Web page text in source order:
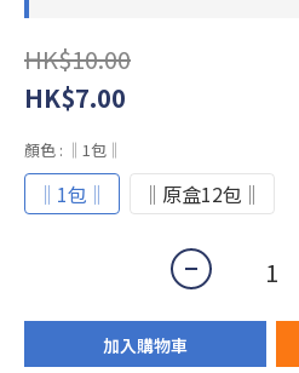
HK$10.00
HK$7.00
顏色 : ‖1包‖
‖1包‖ ‖原盒12包‖
加入購物車